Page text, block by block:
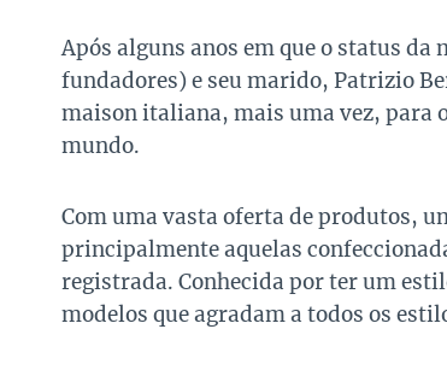
Após alguns anos em que o status da
fundadores) e seu marido, Patrizio
maison italiana, mais uma vez, para
mundo.
Com uma vasta oferta de produtos,
principalmente aquelas
registrada. Conhecida por ter um
modelos que agradam a todos os